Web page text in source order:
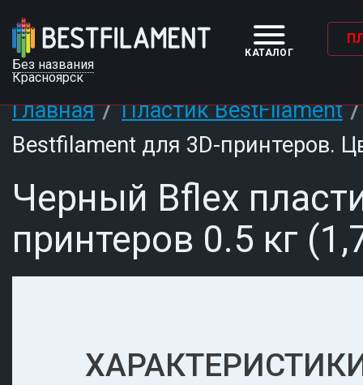
КАТАЛОГ
Без названия
Красноярск
Главная/Пластик BestFilament
Bestfilament для 3D-принтеров.
Черный Bflex
принтеров 0.5 кг